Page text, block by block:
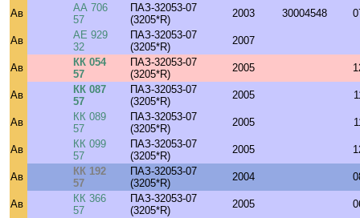
Ав
АА 706
57
ПАЗ-32053-07
(3205*R)
2003 30004548
Ав
АЕ 929
32
ПАЗ-32053-07
(3205*R)
2007
Ав
КК 054
57
ПАЗ-32053-07
(3205*R)
2005
Ав
КК 087
57
ПАЗ-32053-07
(3205*R)
2005
Ав
КК 089
57
ПАЗ-32053-07
(3205*R)
2005
Ав
КК 099
57
ПАЗ-32053-07
(3205*R)
2005
Ав
КК 192
57
ПАЗ-32053-07
(3205*R)
2004
Ав
КК 366
57
ПАЗ-32053-07
(3205*R)
2005